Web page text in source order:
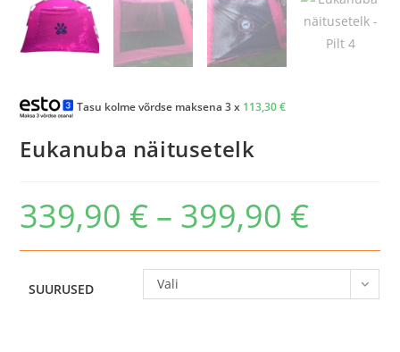
Tasu kolme võrdse maksena 3 x 113,30€
Eukanuba näitusetelk
339,90 € – 399,90 €
SUURUSED Vali